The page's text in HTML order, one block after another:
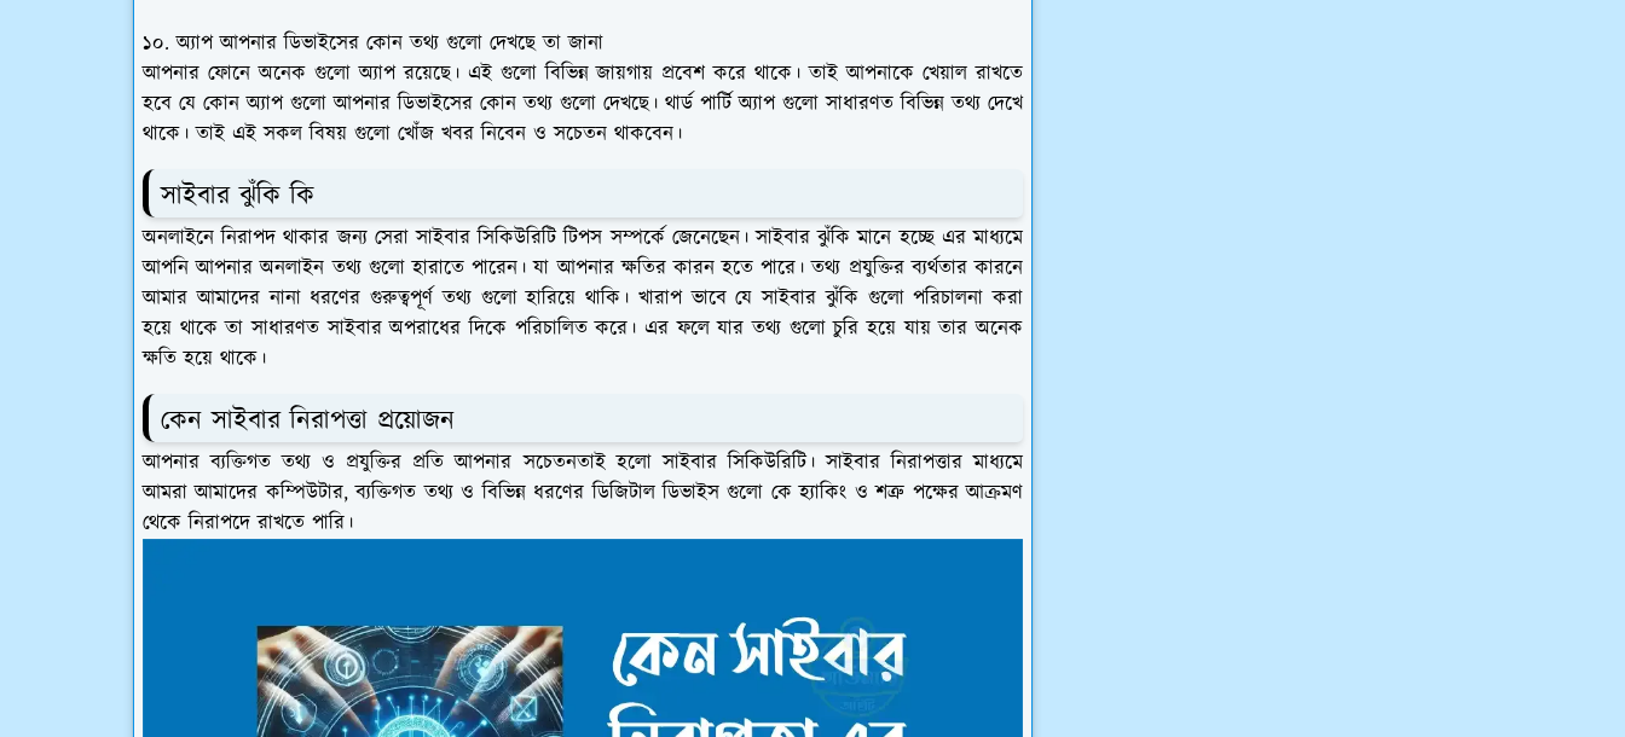
১০. অ্যাপ আপনার ডিভাইসের কোন তথ্য গুলো দেখছে তা জানা
আপনার ফোনে অনেক গুলো অ্যাপ রয়েছে। এই গুলো বিভিন্ন জায়গায় প্রবেশ করে থাকে। তাই আপনাকে খেয়াল রাখতে
হবে যে কোন অ্যাপ গুলো আপনার ডিভাইসের কোন তথ্য গুলো দেখছে। থার্ড পার্টি অ্যাপ গুলো সাধারণত বিভিন্ন তথ্য দেখে
থাকে। তাই এই সকল বিষয় গুলো খোঁজ খবর নিবেন ও সচেতন থাকবেন।
সাইবার ঝুঁকি কি
অনলাইনে নিরাপদ থাকার জন্য সেরা সাইবার সিকিউরিটি টিপস সম্পর্কে জেনেছেন। সাইবার ঝুঁকি মানে হচ্ছে এর মাধ্যমে
আপনি আপনার অনলাইন তথ্য গুলো হারাতে পারেন। যা আপনার ক্ষতির কারন হতে পারে। তথ্য প্রযুক্তির ব্যর্থতার কারনে
আমার আমাদের নানা ধরণের গুরুত্বপূর্ণ তথ্য গুলো হারিয়ে থাকি। খারাপ ভাবে যে সাইবার ঝুঁকি গুলো পরিচালনা করা
হয়ে থাকে তা সাধারণত সাইবার অপরাধের দিকে পরিচালিত করে। এর ফলে যার তথ্য গুলো চুরি হয়ে যায় তার অনেক
ক্ষতি হয়ে থাকে।
কেন সাইবার নিরাপত্তা প্রয়োজন
আপনার ব্যক্তিগত তথ্য ও প্রযুক্তির প্রতি আপনার সচেতনতাই হলো সাইবার সিকিউরিটি। সাইবার নিরাপত্তার মাধ্যমে
আমরা আমাদের কম্পিউটার, ব্যক্তিগত তথ্য ও বিভিন্ন ধরণের ডিজিটাল ডিভাইস গুলো কে হ্যাকিং ও শত্রু পক্ষের আক্রমণ
থেকে নিরাপদে রাখতে পারি।